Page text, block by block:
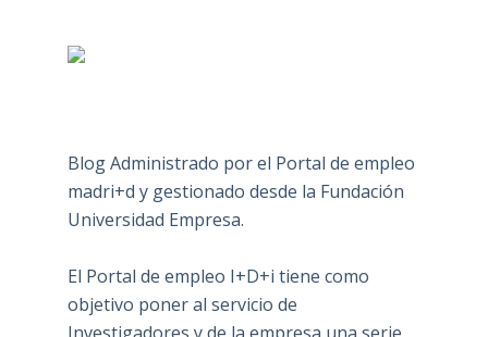
Blog Administrado por el Portal de empleo
madri+d y gestionado desde la Fundación
Universidad Empresa.
El Portal de empleo I+D+i tiene como
objetivo poner al servicio de